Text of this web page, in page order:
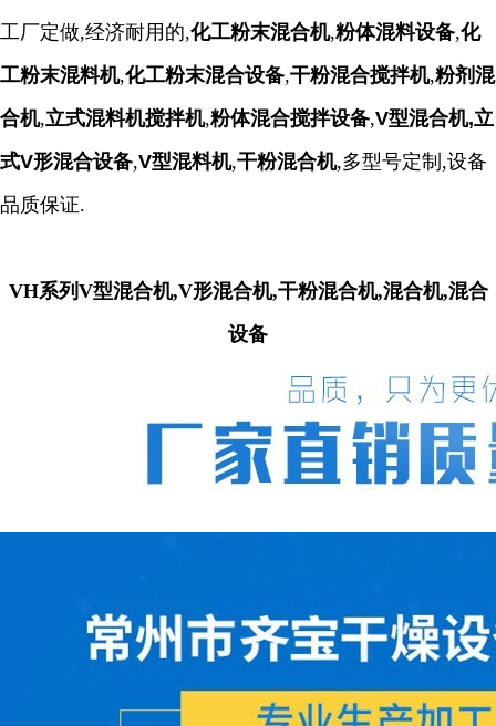
工厂定做,经济耐用的,化工粉末混合机,粉体混料设备,化
工粉末混料机,化工粉末混合设备,干粉混合搅拌机,粉剂混
合机,立式混料机搅拌机,粉体混合搅拌设备,V型混合机,立
式V形混合设备,V型混料机,干粉混合机,多型号定制,设备
品质保证.
VH系列V型混合机,V形混合机,干粉混合机,混合机,混合
设备